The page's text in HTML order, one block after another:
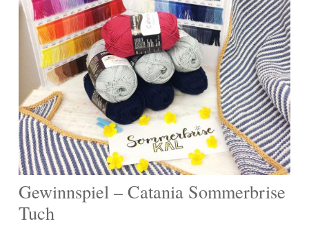
Gewinnspiel – Catania Sommerbrise
Tuch